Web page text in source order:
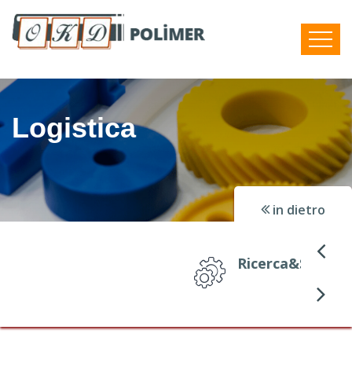
Logistica
in dietro
Ricerca&Sviluppo e Sviluppo Prodotto
Dettaglio